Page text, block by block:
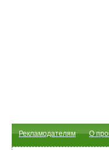
Рекламодателям О